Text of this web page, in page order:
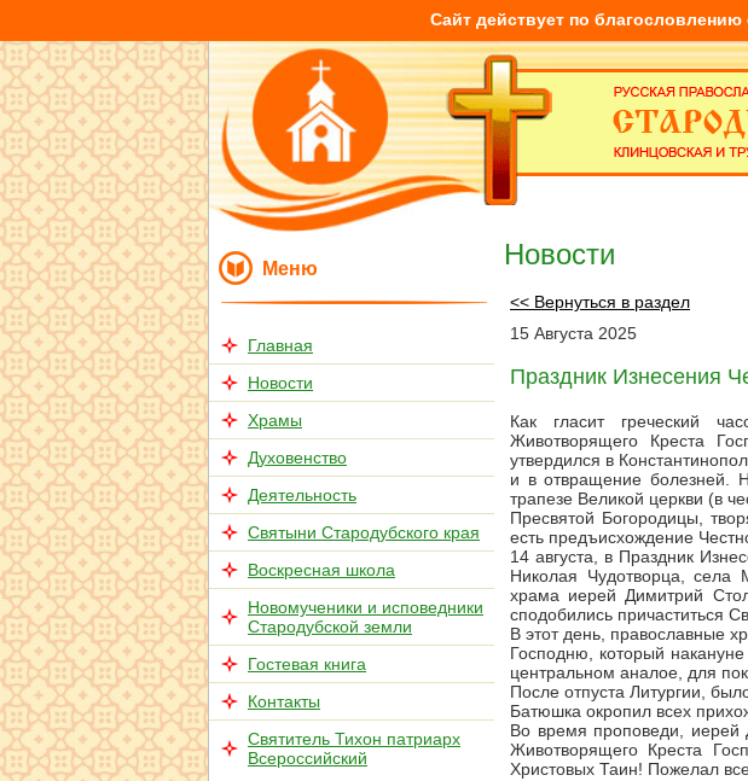
Сайт действует по
Меню
Главная
Новости
Храмы
Духовенство
Деятельность
Святыни Стародубского края
Воскресная школа
Новомученики и исповедники
Стародубской земли
Гостевая книга
Контакты
Святитель Тихон патриарх
Всероссийский
Новости
<< Вернуться в раздел
15 Августа 2025
Праздник Изнесения
Как гласит греческий
Животворящего Креста
утвердился в
и в отвращение болезней.
трапезе Великой церкви (в
Пресвятой Богородицы,
есть предъисхождение
14 августа, в Праздник
Николая Чудотворца, села
храма иерей Димитрий
сподобились причаститься
В этот день, православные
Господню, который
центральном аналое, для
После отпуста Литургии,
Батюшка окропил всех
Во время проповеди, иерей
Животворящего Креста
Христовых Таин! Пожелал